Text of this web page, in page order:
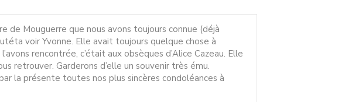
de Mouguerre que nous avons toujours connue (déjà
voir Yvonne. Elle avait toujours quelque chose à
rencontrée, c’était aux obsèques d’Alice Cazeau. Elle
retrouver. Garderons d’elle un souvenir très ému.
la présente toutes nos plus sincères condoléances à